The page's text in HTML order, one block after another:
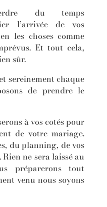
du temps
l’arrivée de vos
les choses comme
Et tout cela,
sûr.
sereinement chaque
de prendre le
à vos cotés pour
de votre mariage.
du planning, de vos
ne sera laissé au
préparerons tout
venu nous soyons